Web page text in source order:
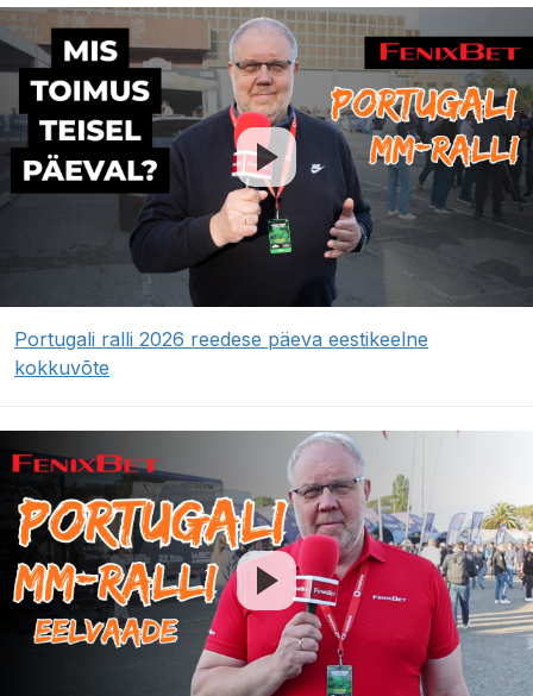
Portugali ralli 2026 reedese päeva eestikeelne
kokkuvõte